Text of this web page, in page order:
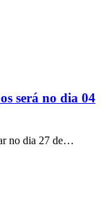
será no dia 04
no dia 27 de…